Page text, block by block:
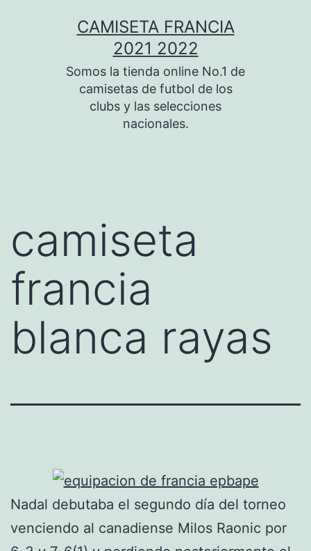
CAMISETA FRANCIA
2021 2022
Somos la tienda online No.1 de
camisetas de futbol de los
clubs y las selecciones
nacionales.
camiseta
francia
blanca rayas
Nadal debutaba el segundo día del torneo
venciendo al canadiense Milos Raonic por